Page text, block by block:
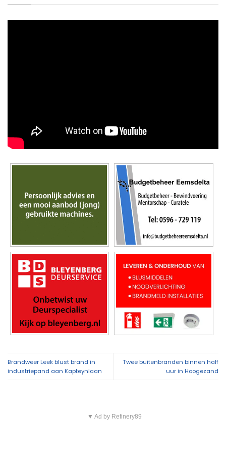
Brandweer Leek blust brand in
industriepand aan Kapteynlaan
Twee buitenbranden binnen half
uur in Hoogezand
▼ Ad by Refinery89